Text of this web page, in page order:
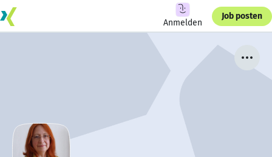
Anmelden
Job posten